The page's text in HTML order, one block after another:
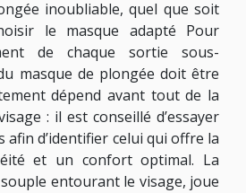
inoubliable, quel que soit
le masque adapté Pour
de chaque sortie sous-
masque de plongée doit être
dépend avant tout de la
: il est conseillé d’essayer
afin d’identifier celui qui offre la
et un confort optimal. La
entourant le visage, joue